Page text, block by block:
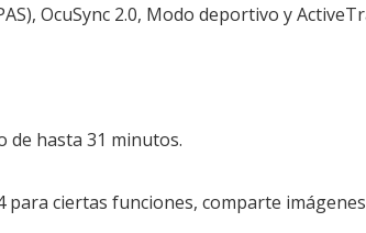
OcuSync 2.0, Modo deportivo y
de hasta 31 minutos.
para ciertas funciones, comparte